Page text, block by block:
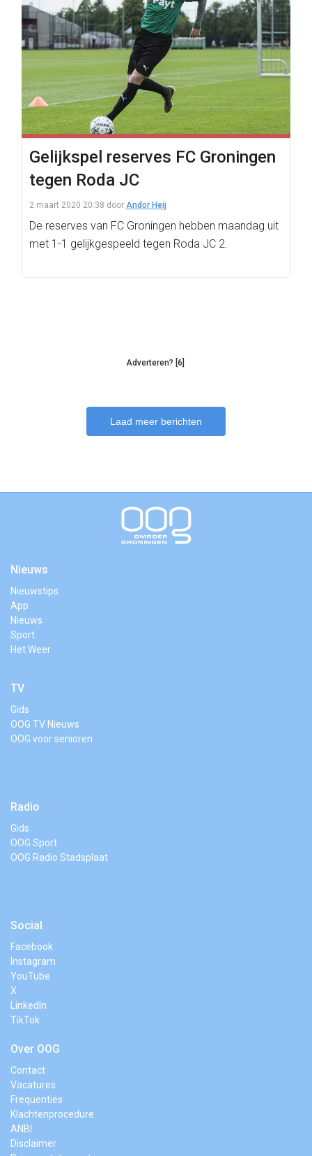
Gelijkspel reserves FC Groningen
tegen Roda JC
2 maart 2020 20:38 door Andor Heij
De reserves van FC Groningen hebben maandag uit
met 1-1 gelijkgespeeld tegen Roda JC 2.
Adverteren? [6]
Laad meer berichten
Nieuws
Nieuwstips
App
Nieuws
Sport
Het Weer
TV
Gids
OOG TV Nieuws
OOG voor senioren
Radio
Gids
OOG Sport
OOG Radio Stadsplaat
Social
Facebook
Instagram
YouTube
X
LinkedIn
TikTok
Over OOG
Contact
Vacatures
Frequenties
Klachtenprocedure
ANBI
Disclaimer